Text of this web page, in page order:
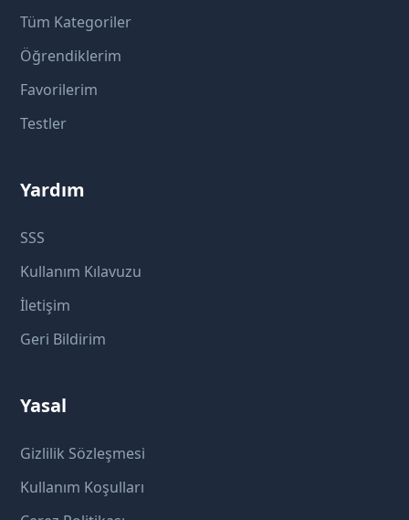
Tüm Kategoriler
Öğrendiklerim
Favorilerim
Testler
Yardım
SSS
Kullanım Kılavuzu
İletişim
Geri Bildirim
Yasal
Gizlilik Sözleşmesi
Kullanım Koşulları